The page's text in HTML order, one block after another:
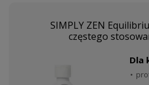
SIMPLY ZEN
częstego
Dla